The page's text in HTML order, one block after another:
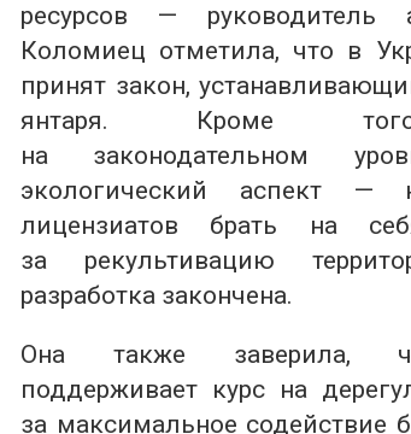
ресурсов — руководитель
Коломиец отметила, что в
принят закон,
янтаря. Кроме
на законодательном
экологический аспект —
лицензиатов брать на
за рекультивацию
разработка закончена.
Она также заверила,
поддерживает курс на
за максимальное содействие